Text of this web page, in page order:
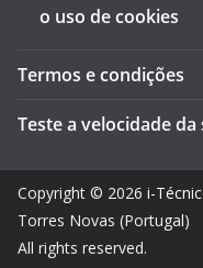
o uso de cookies
Termos e condições
Teste a velocidade
Copyright © 2026 i-
Torres Novas (Portugal)
All rights reserved.